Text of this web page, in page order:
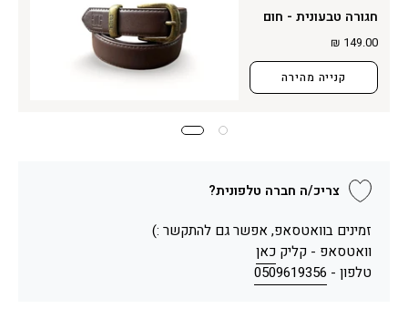
חגורה טבעונית - חום
149.00 ₪
קנייה מהירה
צריכ/ה חברה טלפונית?
זמינים בוואטסאפ, אפשר גם להתקשר :)
וואטסאפ - קליק כאן
טלפון - 0509619356